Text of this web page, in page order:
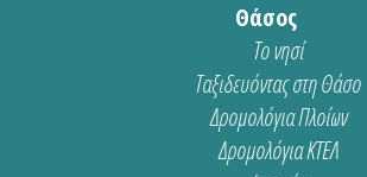
Θάσος
Το νησί
Ταξιδευόντας στη Θάσο
Δρομολόγια Πλοίων
Δρομολόγια ΚΤΕΛ